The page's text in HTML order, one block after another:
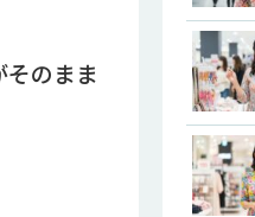
のまま